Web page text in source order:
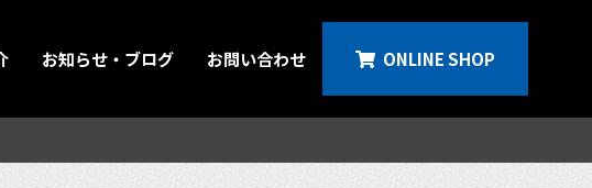
お知らせ・ブログ お問い合わせ ONLINE SHOP